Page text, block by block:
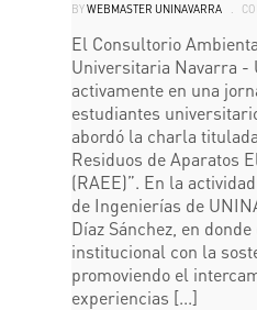
BYWEBMASTER UNINAVARRA
El Consultorio
Universitaria Navarra -
activamente en una
estudiantes
abordó la charla
Residuos de Aparatos
(RAEE)”. En la
de Ingenierías de
Díaz Sánchez, en
institucional con la
promoviendo el
experiencias [...]